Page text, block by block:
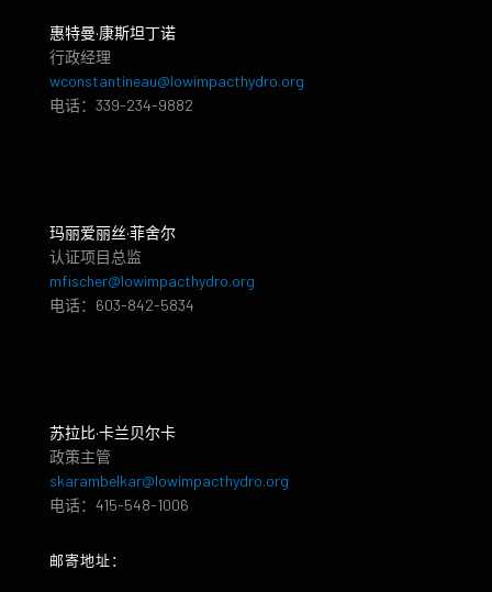
惠特曼·康斯坦丁诺
行政经理
wconstantineau@lowimpacthydro.org
电话：339-234-9882
玛丽爱丽丝·菲舍尔
认证项目总监
mfischer@lowimpacthydro.org
电话：603-842-5834
苏拉比·卡兰贝尔卡
政策主管
skarambelkar@lowimpacthydro.org
电话：415-548-1006
邮寄地址：